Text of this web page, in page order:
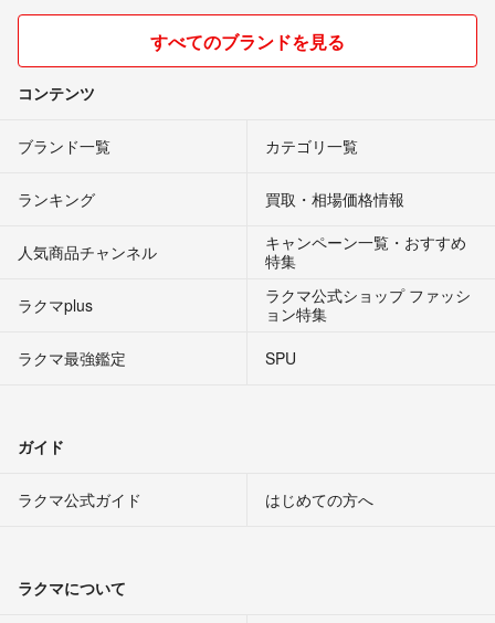
すべてのブランドを見る
コンテンツ
ブランド一覧 カテゴリ一覧
ランキング 買取・相場価格情報
人気商品チャンネル
キャンペーン一覧・おすすめ
特集
ラクマplus
ラクマ公式ショップ ファッシ
ョン特集
ラクマ最強鑑定
SPU
ガイド
ラクマ公式ガイド はじめての方へ
ラクマについて